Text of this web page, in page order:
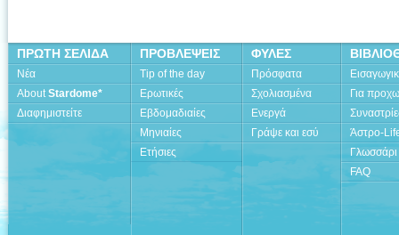
ΠΡΩΤΗ ΣΕΛΙΔΑ
Νέα
AboutStardome*
Διαφημιστείτε
ΠΡΟΒΛΕΨΕΙΣ
Tip of the day
Ερωτικές
Εβδομαδιαίες
Μηνιαίες
Ετήσιες
ΦΥΛΕΣ
Πρόσφατα
Σχολιασμένα
Ενεργά
Γράψε και εσύ
Για
Άστρο-
Γλωσσάρι
FAQ